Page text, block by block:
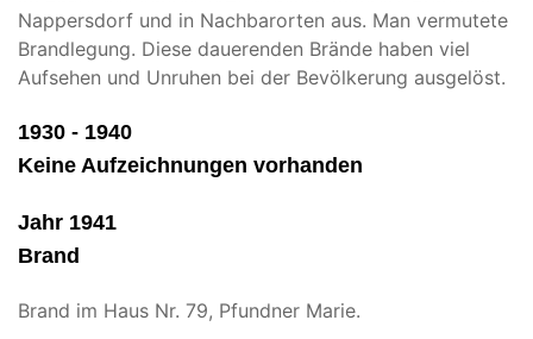
Nappersdorf und in Nachbarorten aus. Man vermutete
Brandlegung. Diese dauerenden Brände haben viel
Aufsehen und Unruhen bei der Bevölkerung ausgelöst.
1930 - 1940
Keine Aufzeichnungen vorhanden
Jahr 1941
Brand
Brand im Haus Nr. 79, Pfundner Marie.